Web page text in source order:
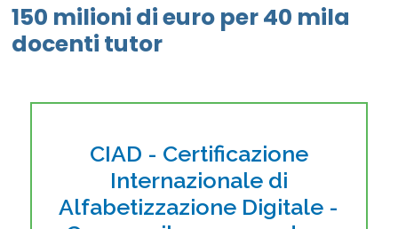
150 milioni di euro per 40 mila
docenti tutor
CIAD - Certificazione
Internazionale di
Alfabetizzazione Digitale -